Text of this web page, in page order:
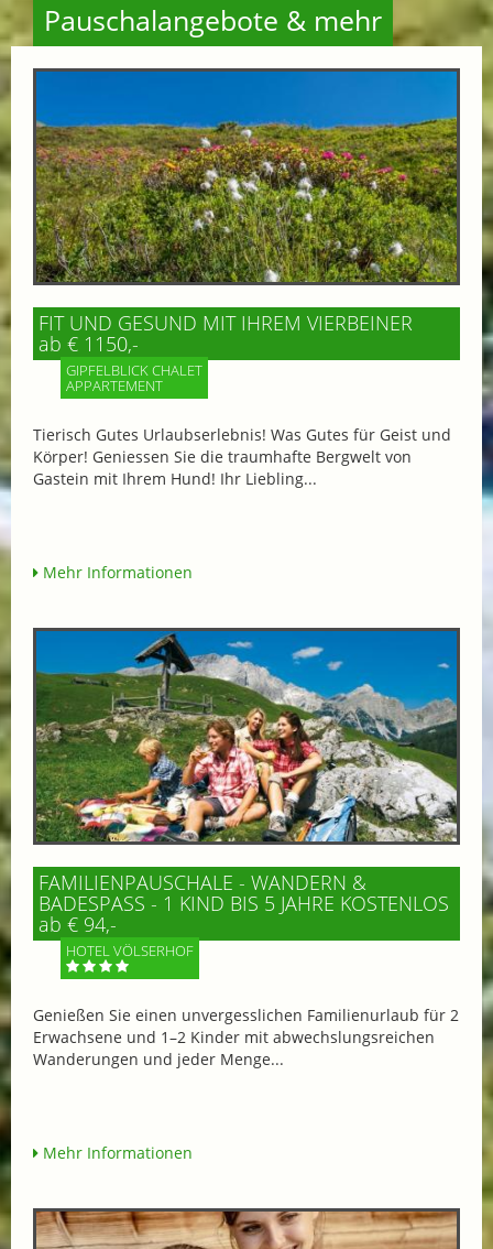
Pauschalangebote & mehr
FIT UND GESUND MIT IHREM VIERBEINER
ab € 1150,-
GIPFELBLICK CHALET
APPARTEMENT
Tierisch Gutes Urlaubserlebnis! Was Gutes für Geist und
Körper! Geniessen Sie die traumhafte Bergwelt von
Gastein mit Ihrem Hund! Ihr Liebling...
Mehr Informationen
FAMILIENPAUSCHALE - WANDERN &
BADESPASS - 1 KIND BIS 5 JAHRE KOSTENLOS
ab € 94,-
HOTEL VÖLSERHOF
Genießen Sie einen unvergesslichen Familienurlaub für 2
Erwachsene und 1–2 Kinder mit abwechslungsreichen
Wanderungen und jeder Menge...
Mehr Informationen